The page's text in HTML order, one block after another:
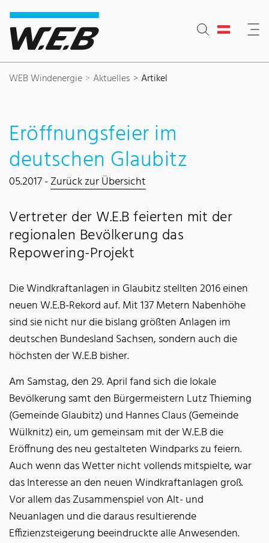
Inhaltsbereich
Suche
Hauptnavigation
Kontakt
Footer
WEB Windenergie Aktuelles Artikel
Eröffnungsfeier im
deutschen Glaubitz
05.2017 -Zurück zur Übersicht
Vertreter der W.E.B feierten mit der
regionalen Bevölkerung das
Repowering-Projekt
Die Windkraftanlagen in Glaubitz stellten 2016 einen
neuen W.E.B-Rekord auf. Mit 137 Metern Nabenhöhe
sind sie nicht nur die bislang größten Anlagen im
deutschen Bundesland Sachsen, sondern auch die
höchsten der W.E.B bisher.
Am Samstag, den 29. April fand sich die lokale
Bevölkerung samt den Bürgermeistern Lutz Thieming
(Gemeinde Glaubitz) und Hannes Claus (Gemeinde
Wülknitz) ein, um gemeinsam mit der W.E.B die
Eröffnung des neu gestalteten Windparks zu feiern.
Auch wenn das Wetter nicht vollends mitspielte, war
das Interesse an den neuen Windkraftanlagen groß.
Vor allem das Zusammenspiel von Alt- und
Neuanlagen und die daraus resultierende
Effizienzsteigerung beeindruckte alle Anwesenden.